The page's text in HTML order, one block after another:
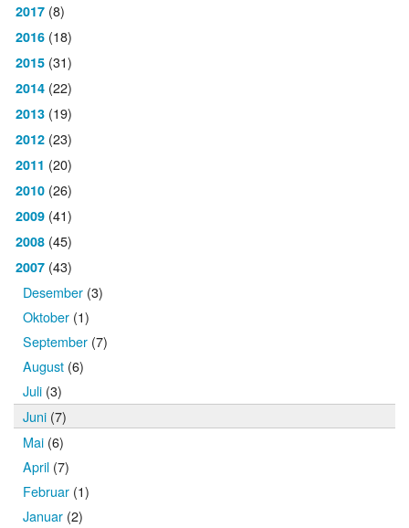
2017 (8)
2016 (18)
2015 (31)
2014 (22)
2013 (19)
2012 (23)
2011 (20)
2010 (26)
2009 (41)
2008 (45)
2007 (43)
Desember (3)
Oktober (1)
September (7)
August (6)
Juli (3)
Juni (7)
Mai (6)
April (7)
Februar (1)
Januar (2)